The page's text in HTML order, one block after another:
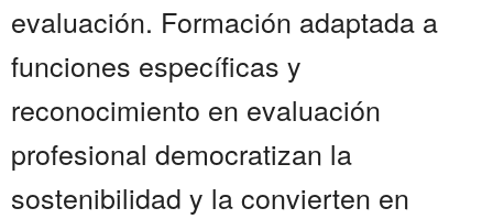
evaluación. Formación adaptada a
funciones específicas y
reconocimiento en evaluación
profesional democratizan la
sostenibilidad y la convierten en